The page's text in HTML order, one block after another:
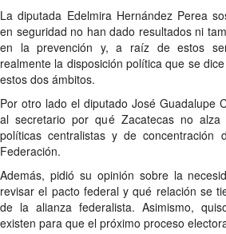
La diputada Edelmira Hernández Perea
en seguridad no han dado resultados ni
en la prevención y, a raíz de estos
realmente la disposición política que se
estos dos ámbitos.
Por otro lado el diputado José Guadalupe
al secretario por qué Zacatecas no
políticas centralistas y de concentración
Federación.
Además, pidió su opinión sobre la
revisar el pacto federal y qué relación se
de la alianza federalista. Asimismo,
existen para que el próximo proceso